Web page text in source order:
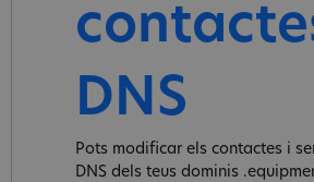
DNS
Pots modificar els contactes i
DNS dels teus dominis